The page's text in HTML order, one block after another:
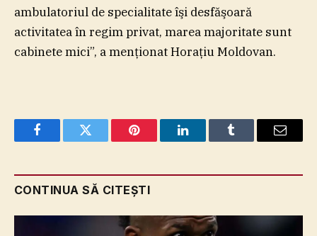
ambulatoriul de specialitate îşi desfăşoară
activitatea în regim privat, marea majoritate sunt
cabinete mici”, a menţionat Horaţiu Moldovan.
FacebookTwitter Pinterest LinkedInTumblr Email
CONTINUA SĂ CITEȘTI